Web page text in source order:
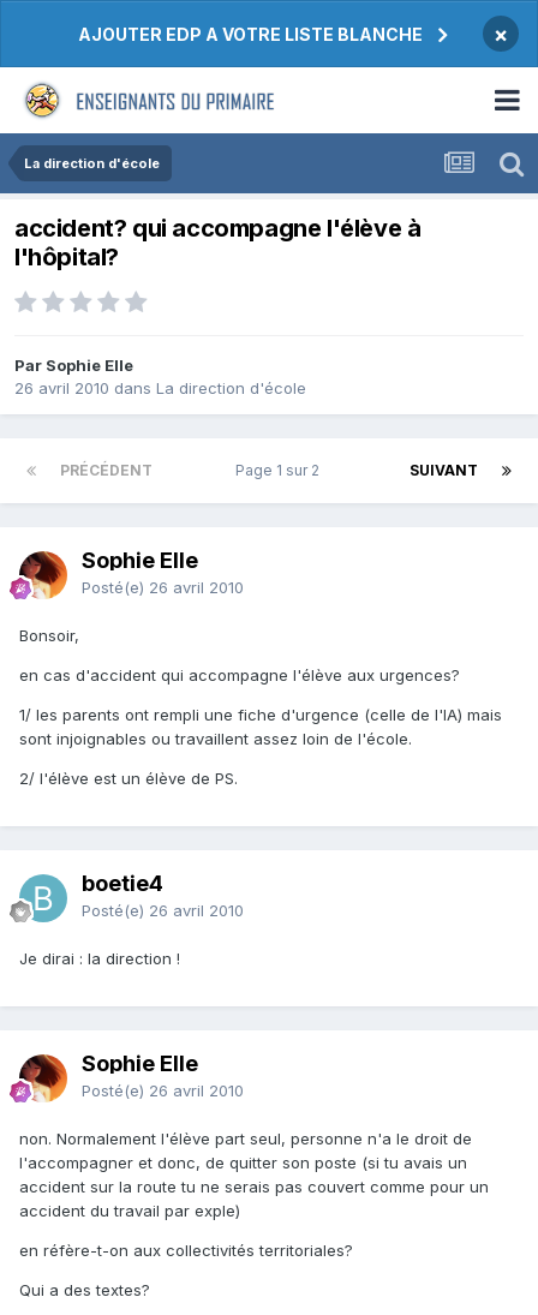
AJOUTER EDP A VOTRE LISTE BLANCHE ×
La direction d'école
accident? qui accompagne l'élève à
l'hôpital?
Par Sophie Elle
26 avril 2010 dans La direction d'école
PRÉCÉDENT SUIVANT
Page 1 sur 2
Sophie Elle
Posté(e) 26 avril 2010
Bonsoir,
en cas d'accident qui accompagne l'élève aux urgences?
1/ les parents ont rempli une fiche d'urgence (celle de l'IA) mais
sont injoignables ou travaillent assez loin de l'école.
2/ l'élève est un élève de PS.
boetie4
Posté(e) 26 avril 2010
Je dirai : la direction !
Sophie Elle
Posté(e) 26 avril 2010
non. Normalement l'élève part seul, personne n'a le droit de
l'accompagner et donc, de quitter son poste (si tu avais un
accident sur la route tu ne serais pas couvert comme pour un
accident du travail par exple)
en réfère-t-on aux collectivités territoriales?
Qui a des textes?